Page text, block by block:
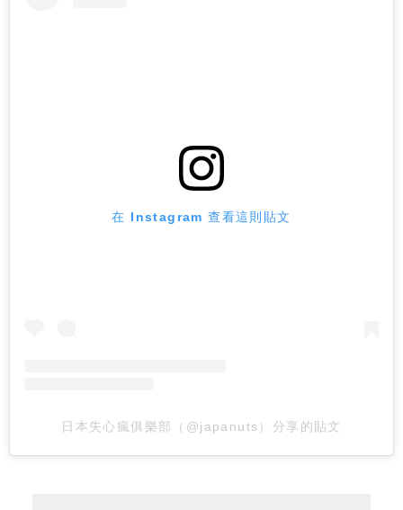
在 Instagram 查看這則貼文
日本失心瘋俱樂部（@japanuts）分享的貼文